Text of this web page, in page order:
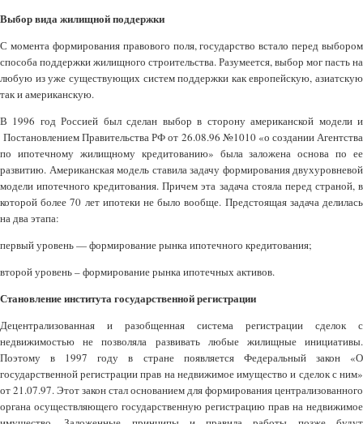
Выбор вида жилищной поддержки
С момента формирования правового поля, государство встало перед выбором
способа поддержки жилищного строительства. Разумеется, выбор мог пасть на
любую из уже существующих систем поддержки как европейскую, азиатскую
так и американскую.
В 1996 год Россией был сделан выбор в сторону американской модели и
Постановлением Правительства РФ от 26.08.96 №1010 «о создании Агентства
по ипотечному жилищному кредитованию» была заложена основа по ее
развитию. Американская модель ставила задачу формирования двухуровневой
модели ипотечного кредитования. Причем эта задача стояла перед страной, в
которой более 70 лет ипотеки не было вообще. Предстоящая задача делилась
на два этапа:
первый уровень — формирование рынка ипотечного кредитования;
второй уровень – формирование рынка ипотечных активов.
Становление института государственной регистрации
Децентрализованная и разобщенная система регистрации сделок с
недвижимостью не позволяла развивать любые жилищные инициативы.
Поэтому в 1997 году в стране появляется Федеральный закон «О
государственной регистрации прав на недвижимое имущество и сделок с ним»
от 21.07.97. Этот закон стал основанием для формирования централизованного
органа осуществляющего государственную регистрацию прав на недвижимое